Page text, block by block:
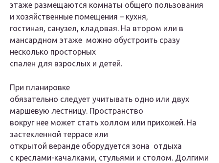
этаже размещаются комнаты общего пользования
и хозяйственные помещения – кухня,
гостиная, санузел, кладовая. На втором или в
мансардном этаже можно обустроить сразу
несколько просторных
спален для взрослых и детей.
При планировке
обязательно следует учитывать одно или двух
маршевую лестницу. Пространство
вокруг нее может стать холлом или прихожей. На
застекленной террасе или
открытой веранде оборудуется зона отдыха
с креслами-качалками, стульями и столом. Долгими